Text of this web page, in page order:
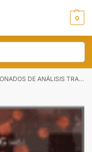
0
ANÁLISIS TRANSACCIONAL Vol. II